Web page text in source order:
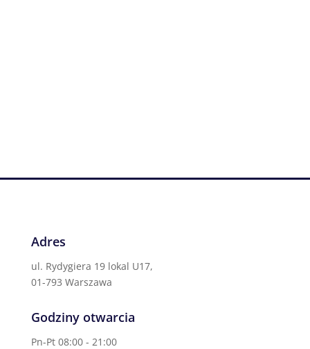
Adres
ul. Rydygiera 19 lokal U17,
01-793 Warszawa
Godziny otwarcia
Pn-Pt 08:00 - 21:00